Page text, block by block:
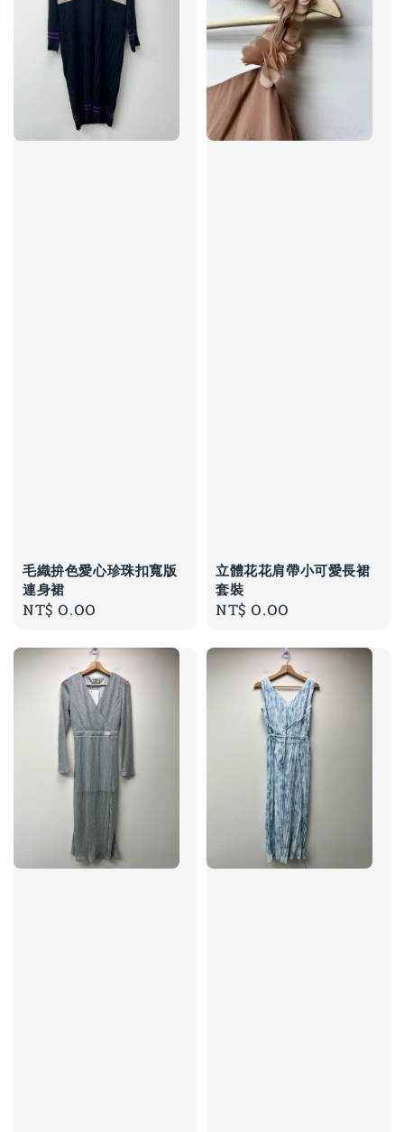
毛織拚色愛心珍珠扣寬版
連身裙
Regular
NT$ 0.00
立體花花肩帶小可愛長裙
套裝
Regular
NT$ 0.00